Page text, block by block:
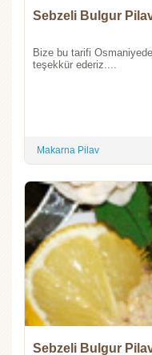
Sebzeli Bulgur
Bize bu tarifi
teşekkür ederiz....
Makarna Pilav
Sebzeli Bulgur